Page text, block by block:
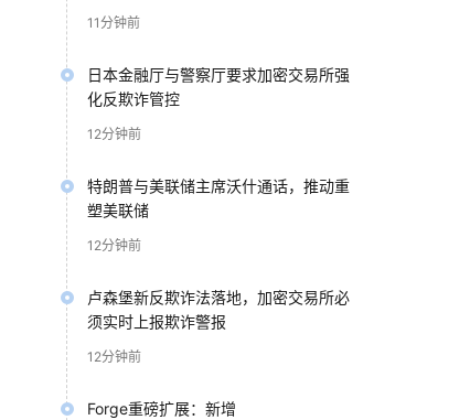
11分钟前
日本金融厅与警察厅要求加密交易所强
化反欺诈管控
12分钟前
特朗普与美联储主席沃什通话，推动重
塑美联储
12分钟前
卢森堡新反欺诈法落地，加密交易所必
须实时上报欺诈警报
12分钟前
Forge重磅扩展：新增